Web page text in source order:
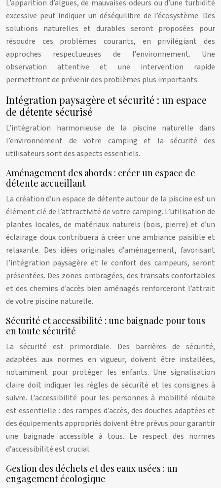
L’apparition d’algues, de mauvaises odeurs ou d’une turbidité
excessive peut indiquer un déséquilibre de l’écosystème. Des
solutions naturelles et durables seront proposées pour
résoudre ces problèmes courants, en privilégiant des
approches respectueuses de l’environnement. Une
observation attentive et une intervention rapide
permettront de prévenir des problèmes plus importants.
Intégration paysagère et sécurité : un espace
de détente sécurisé
L’intégration harmonieuse de la piscine naturelle dans
l’environnement de votre camping et la sécurité des
utilisateurs sont des aspects essentiels.
Aménagement des abords : créer un espace de
détente accueillant
La création d’un espace de détente autour de la piscine est un
élément clé de l’attractivité de votre camping. L’utilisation de
plantes locales, de matériaux naturels (bois, pierre) et d’un
éclairage doux contribuera à créer une ambiance paisible et
relaxante. Des idées originales d’aménagement, favorisant
l’intégration paysagère et le confort des campeurs, seront
présentées. Des zones ombragées, des transats confortables
et des chemins d’accès bien aménagés renforceront l’attrait
de votre piscine naturelle.
Sécurité et accessibilité : une baignade pour tous
en toute sécurité
La sécurité est primordiale. Des barrières de sécurité,
adaptées aux normes en vigueur, doivent être installées,
notamment pour protéger les enfants. Une signalisation
claire doit indiquer les règles de sécurité et les consignes à
suivre. L’accessibilité pour les personnes à mobilité réduite
est essentielle : des rampes d’accès, des douches adaptées et
des équipements appropriés doivent être prévus pour garantir
une baignade accessible à tous. Le respect des normes
d’accessibilité est crucial.
Gestion des déchets et des eaux usées : un
engagement écologique